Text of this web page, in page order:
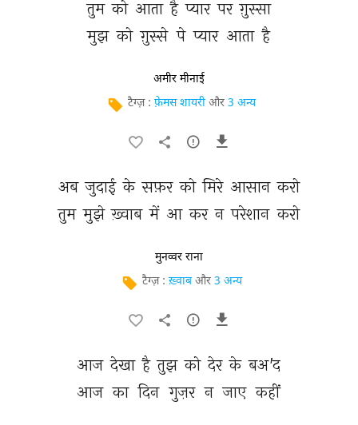
तुम को आता है प्यार पर ग़ुस्सा
मुझ को ग़ुस्से पे प्यार आता है
अमीर मीनाई
टैग्ज़ : फ़ेमस शायरी और 3 अन्य
अब जुदाई के सफ़र को मिरे आसान करो
तुम मुझे ख़्वाब में आ कर न परेशान करो
मुनव्वर राना
टैग्ज़ : ख़्वाब और 3 अन्य
आज देखा है तुझ को देर के बअ'द
आज का दिन गुज़र न जाए कहीं